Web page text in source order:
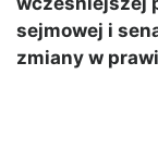
sejmowej i
zmiany w